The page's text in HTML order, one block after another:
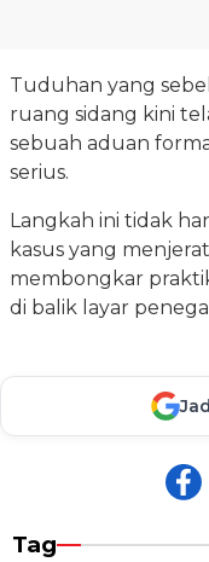
Tuduhan yang
ruang sidang kini
sebuah aduan
serius.
Langkah ini tidak
kasus yang
membongkar
di balik layar
Tag